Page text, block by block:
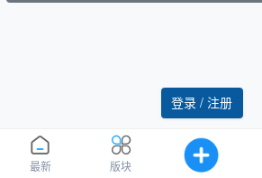
最新 版块
登录 / 注册